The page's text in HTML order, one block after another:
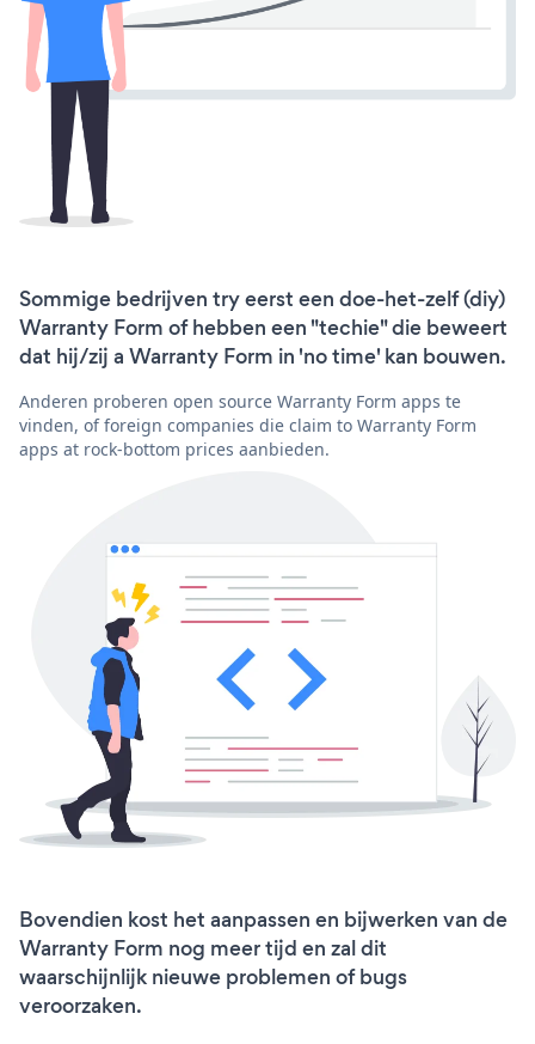
Sommige bedrijven try eerst een doe-het-zelf (diy)
Warranty Form of hebben een "techie" die beweert
dat hij/zij a Warranty Form in 'no time' kan bouwen.
Anderen proberen open source Warranty Form apps te
vinden, of foreign companies die claim to Warranty Form
apps at rock-bottom prices aanbieden.
Bovendien kost het aanpassen en bijwerken van de
Warranty Form nog meer tijd en zal dit
waarschijnlijk nieuwe problemen of bugs
veroorzaken.